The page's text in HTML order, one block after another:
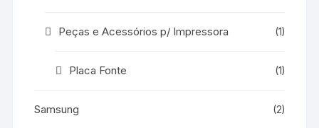
Peças e Acessórios p/ Impressora (1)
Placa Fonte (1)
Samsung (2)